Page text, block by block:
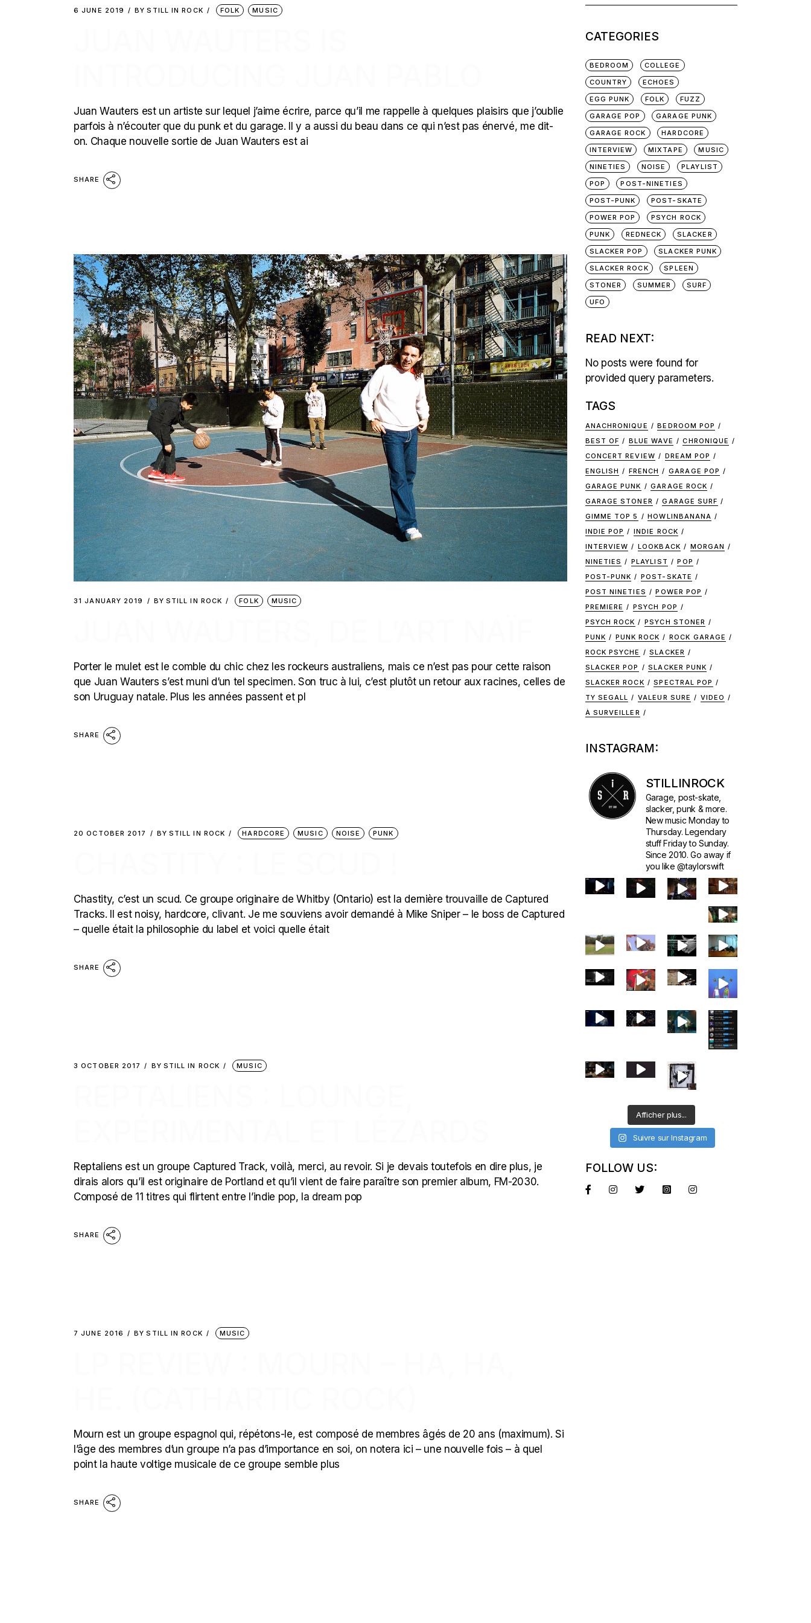
6 JUNE 2019 BY STILL IN ROCK FOLK MUSIC
Juan Wauters est un artiste sur lequel j’aime écrire, parce qu’il me rappelle à quelques plaisirs que j’oublie
parfois à n’écouter que du punk et du garage. Il y a aussi du beau dans ce qui n’est pas énervé, me dit-
on. Chaque nouvelle sortie de Juan Wauters est ai
SHARE
31 JANUARY 2019 BY STILL IN ROCK FOLK MUSIC
Porter le mulet est le comble du chic chez les rockeurs australiens, mais ce n’est pas pour cette raison
que Juan Wauters s’est muni d’un tel specimen. Son truc à lui, c’est plutôt un retour aux racines, celles de
son Uruguay natale. Plus les années passent et pl
SHARE
20 OCTOBER 2017 BY STILL IN ROCK HARDCORE MUSIC NOISE PUNK
Chastity, c’est un scud. Ce groupe originaire de Whitby (Ontario) est la dernière trouvaille de Captured
Tracks. Il est noisy, hardcore, clivant. Je me souviens avoir demandé à Mike Sniper – le boss de Captured
– quelle était la philosophie du label et voici quelle était
SHARE
3 OCTOBER 2017 BY STILL IN ROCK MUSIC
Reptaliens est un groupe Captured Track, voilà, merci, au revoir. Si je devais toutefois en dire plus, je
dirais alors qu’il est originaire de Portland et qu’il vient de faire paraître son premier album, FM-2030.
Composé de 11 titres qui flirtent entre l’indie pop, la dream pop
SHARE
7 JUNE 2016 BY STILL IN ROCK MUSIC
Mourn est un groupe espagnol qui, répétons-le, est composé de membres âgés de 20 ans (maximum). Si
l’âge des membres d’un groupe n’a pas d’importance en soi, on notera ici – une nouvelle fois – à quel
point la haute voltige musicale de ce groupe semble plus
SHARE
CATEGORIES
BEDROOM
COLLEGE
COUNTRY
ECHOES
EGG PUNK
FOLK
FUZZ
GARAGE POP
GARAGE PUNK
GARAGE ROCK
HARDCORE
INTERVIEW
MIXTAPE
MUSIC
NINETIES
NOISE
PLAYLIST
POP
POST-NINETIES
POST-PUNK
POST-SKATE
POWER POP
PSYCH ROCK
PUNK
REDNECK
SLACKER
SLACKER POP
SLACKER PUNK
SLACKER ROCK
SPLEEN
STONER
SUMMER
SURF
UFO
READ NEXT:
No posts were found for
provided query parameters.
TAGS
ANACHRONIQUE
BEDROOM POP
BEST OF
BLUE WAVE
CHRONIQUE
CONCERT REVIEW
DREAM POP
ENGLISH
FRENCH
GARAGE POP
GARAGE PUNK
GARAGE ROCK
GARAGE STONER
GARAGE SURF
GIMME TOP 5
HOWLINBANANA
INDIE POP
INDIE ROCK
INTERVIEW
LOOKBACK
MORGAN
NINETIES
PLAYLIST
POP
POST-PUNK
POST-SKATE
POST NINETIES
POWER POP
PREMIERE
PSYCH POP
PSYCH ROCK
PSYCH STONER
PUNK
PUNK ROCK
ROCK GARAGE
ROCK PSYCHE
SLACKER
SLACKER POP
SLACKER PUNK
SLACKER ROCK
SPECTRAL POP
TY SEGALL
VALEUR SURE
VIDEO
À SURVEILLER
INSTAGRAM:
STILLINROCK
Garage, post-skate,
slacker, punk & more.
New music Monday to
Thursday. Legendary
stuff Friday to Sunday.
Since 2010. Go away if
you like @taylorswift
Afficher plus...
Suivre sur Instagram
FOLLOW US: